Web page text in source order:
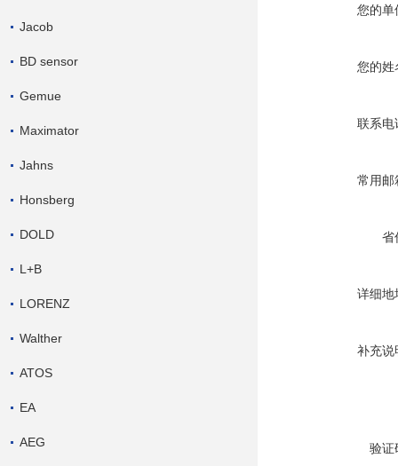
Jacob
BD sensor
Gemue
Maximator
Jahns
Honsberg
DOLD
L+B
LORENZ
Walther
ATOS
EA
AEG
您的单
您的姓
联系电
常用邮
省
详细地
补充说
验证